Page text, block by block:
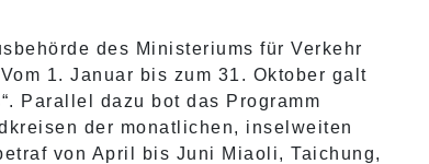
des Ministeriums für Verkehr
1. Januar bis zum 31. Oktober galt
Parallel dazu bot das Programm
der monatlichen, inselweiten
von April bis Juni Miaoli, Taichung,